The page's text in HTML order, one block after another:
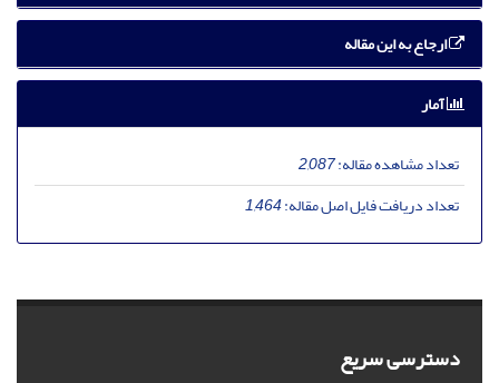
ارجاع به این مقاله
آمار
تعداد مشاهده مقاله:2,087
تعداد دریافت فایل اصل مقاله:1,464
دسترسی سریع